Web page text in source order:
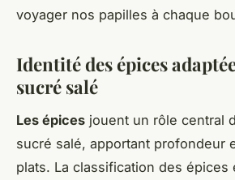
voyager nos papilles à chaque
Identité des épices
sucré salé
Les épices jouent un rôle central
sucré salé, apportant profondeur
plats. La classification des épices